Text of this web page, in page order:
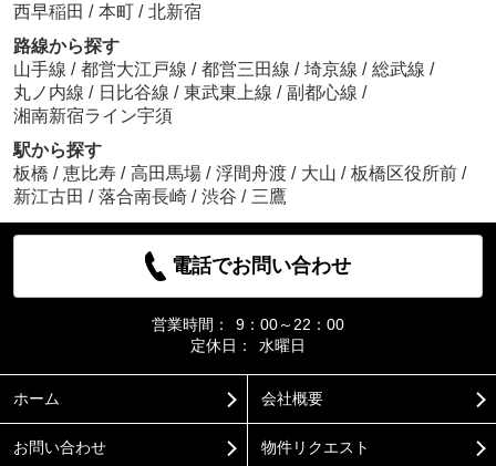
西早稲田 / 本町 / 北新宿
路線から探す
山手線 / 都営大江戸線 / 都営三田線 / 埼京線 / 総武線 /
丸ノ内線 / 日比谷線 / 東武東上線 / 副都心線 /
湘南新宿ライン宇須
駅から探す
板橋 / 恵比寿 / 高田馬場 / 浮間舟渡 / 大山 / 板橋区役所前 /
新江古田 / 落合南長崎 / 渋谷 / 三鷹
電話でお問い合わせ
営業時間：
9：00～22：00
定休日：
水曜日
ホーム 会社概要
お問い合わせ 物件リクエスト